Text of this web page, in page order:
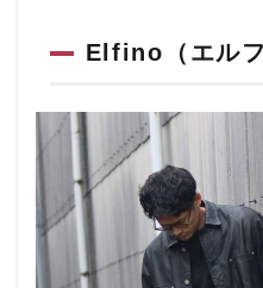
Elfino（エルフ